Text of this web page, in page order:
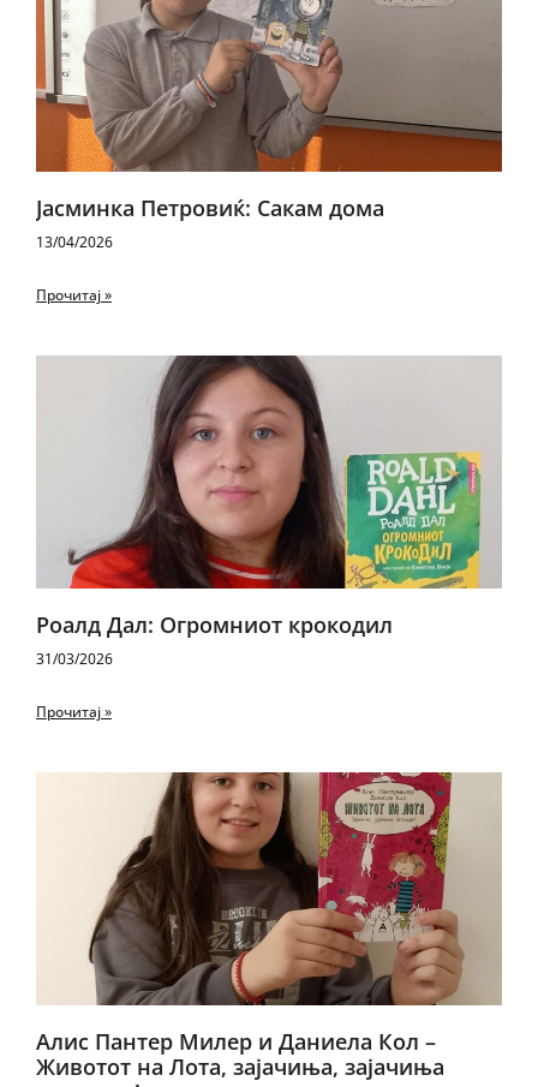
Јасминка Петровиќ: Сакам дома
13/04/2026
Прочитај »
Роалд Дал: Огромниот крокодил
31/03/2026
Прочитај »
Алис Пантер Милер и Даниела Кол –
Животот на Лота, зајачиња, зајачиња